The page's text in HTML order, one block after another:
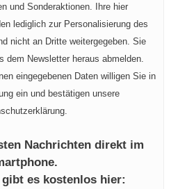
und Sonderaktionen. Ihre hier
lediglich zur Personalisierung des
nicht an Dritte weitergegeben. Sie
dem Newsletter heraus abmelden.
eingegebenen Daten willigen Sie in
ein und bestätigen unsere
Nachrichten direkt im
gibt es kostenlos hier: